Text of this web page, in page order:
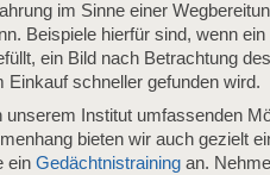
im Sinne einer
Beispiele hierfür sind, wenn
ein Bild nach Betrachtung
Einkauf schneller gefunden wird.
unserem Institut umfassenden
bieten wir auch gezielt
ein Gedächtnistrainingan.